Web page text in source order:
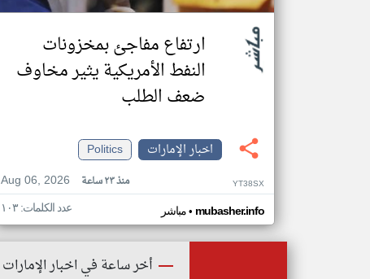
ارتفاع مفاجئ بمخزونات
النفط الأمريكية يثير مخاوف
ضعف الطلب
اخبار الإمارات
Politics
Aug 06, 2026
منذ ٢٣ ساعة YT38SX
مباشر• mubasher.info عدد الكلمات: ١٠٣
أخر ساعة في اخبار الإمارات